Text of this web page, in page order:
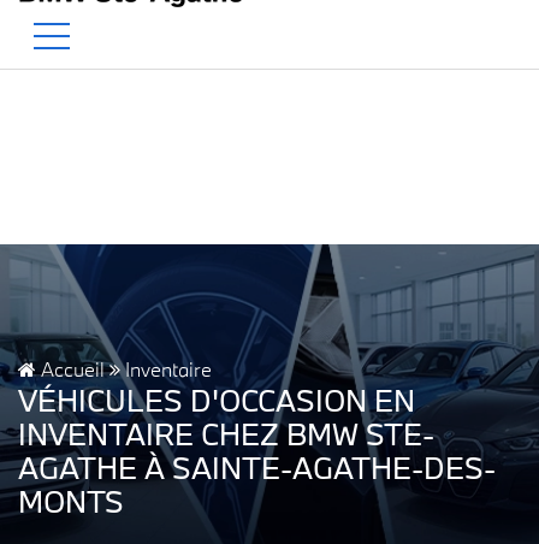
Accueil Inventaire
VÉHICULES D'OCCASION EN
INVENTAIRE CHEZ BMW STE-
AGATHE À SAINTE-AGATHE-DES-
MONTS